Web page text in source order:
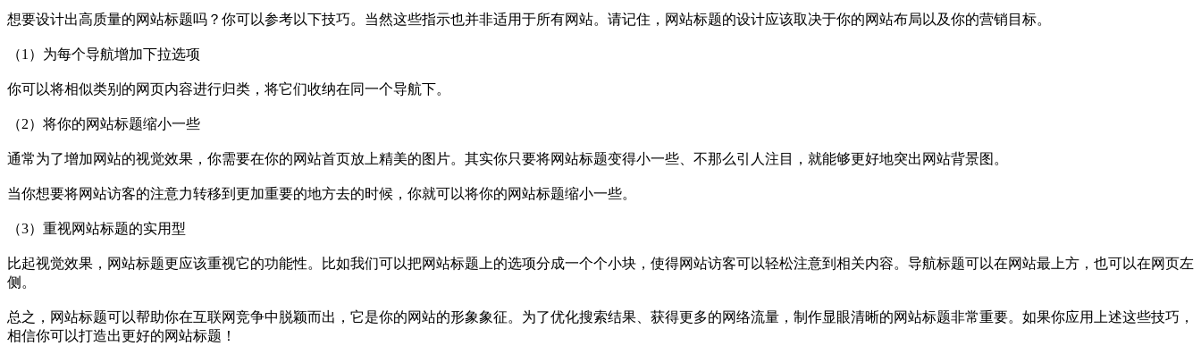
想要设计出高质量的网站标题吗？你可以参考以下技巧。当然这些指示也并非适用于所有网站。请记住，网站标题的设计应该取决于你的网站布局以及你的营销目标。
（1）为每个导航增加下拉选项
你可以将相似类别的网页内容进行归类，将它们收纳在同一个导航下。
（2）将你的网站标题缩小一些
通常为了增加网站的视觉效果，你需要在你的网站首页放上精美的图片。其实你只要将网站标题变得小一些、不那么引人注目，就能够更好地突出网站背景图。
当你想要将网站访客的注意力转移到更加重要的地方去的时候，你就可以将你的网站标题缩小一些。
（3）重视网站标题的实用型
比起视觉效果，网站标题更应该重视它的功能性。比如我们可以把网站标题上的选项分成一个个小块，使得网站访客可以轻松注意到相关内容。导航标题可以在网站最上方，也可以在网页左
侧。
总之，网站标题可以帮助你在互联网竞争中脱颖而出，它是你的网站的形象象征。为了优化搜索结果、获得更多的网络流量，制作显眼清晰的网站标题非常重要。如果你应用上述这些技巧，
相信你可以打造出更好的网站标题！